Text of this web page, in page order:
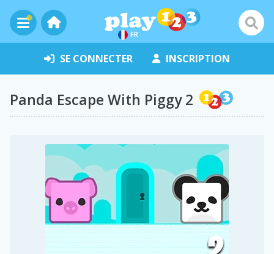
FR
SE CONNECTER INSCRIPTION
Panda Escape With Piggy 2